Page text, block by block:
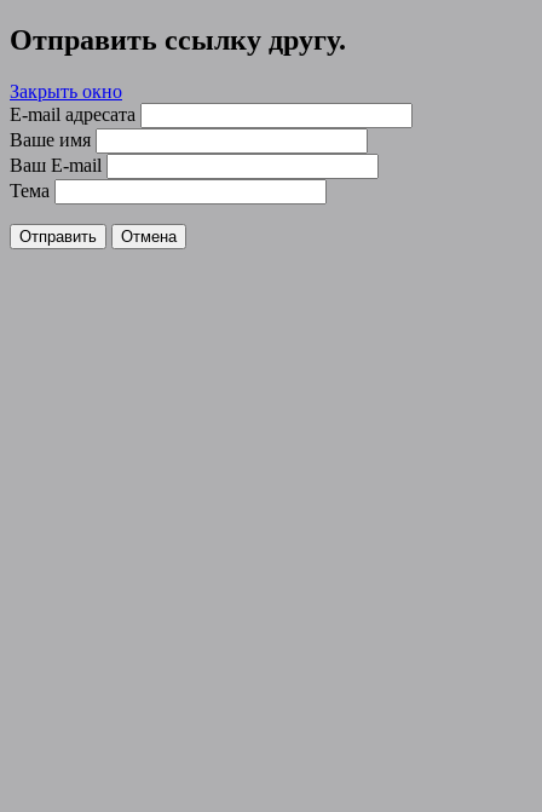
Отправить ссылку другу.
Закрыть окно
E-mail адресата
Ваше имя
Ваш E-mail
Тема
Отправить Отмена